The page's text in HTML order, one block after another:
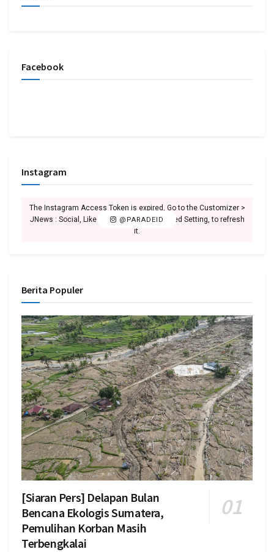
Facebook
Instagram
@PARADEID
The Instagram Access Token is expired, Go to the Customizer >
JNews : Social, Like & View > Instagram Feed Setting, to refresh
it.
Berita Populer
[Siaran Pers] Delapan Bulan
Bencana Ekologis Sumatera,
Pemulihan Korban Masih
Terbengkalai